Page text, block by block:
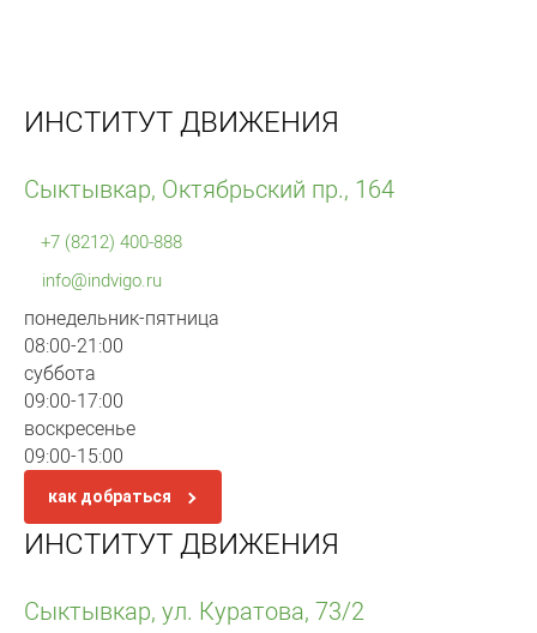
ИНСТИТУТ ДВИЖЕНИЯ
Сыктывкар, Октябрьский пр., 164
+7 (8212) 400-888
info@indvigo.ru
понедельник-пятница
08:00-21:00
суббота
09:00-17:00
воскресенье
09:00-15:00
как добраться
ИНСТИТУТ ДВИЖЕНИЯ
Сыктывкар, ул. Куратова, 73/2